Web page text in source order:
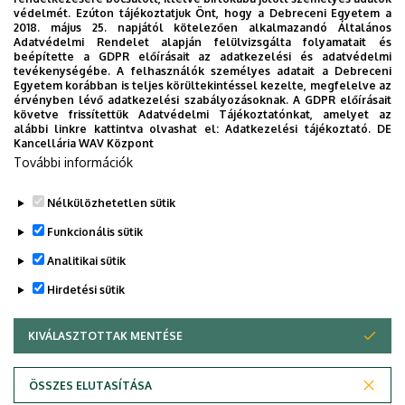
To
Legutóbbi frissítés:
védelmét. Ezúton tájékoztatjuk Önt, hogy a Debreceni Egyetem a
2018. május 25. napjától kötelezően alkalmazandó Általános
Adatvédelmi Rendelet alapján felülvizsgálta folyamatait és
beépítette a GDPR előírásait az adatkezelési és adatvédelmi
tevékenységébe. A felhasználók személyes adatait a Debreceni
Egyetem korábban is teljes körültekintéssel kezelte, megfelelve az
érvényben lévő adatkezelési szabályozásoknak. A GDPR előírásait
követve frissítettük Adatvédelmi Tájékoztatónkat, amelyet az
alábbi linkre kattintva olvashat el:Adatkezelési tájékoztató. DE
Kancellária WAV Központ
További információk
Nélkülözhetetlen sütik
Funkcionális sütik
Analitikai sütik
Hirdetési sütik
KIVÁLASZTOTTAK MENTÉSE
ÖSSZES ELUTASÍTÁSA
WITHDRAW CONSENT